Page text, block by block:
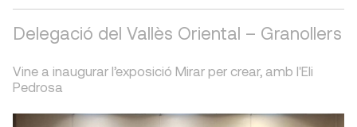
Delegació del Vallès Oriental – Granollers
Vine a inaugurar l’exposició Mirar per crear, amb l'Eli
Pedrosa